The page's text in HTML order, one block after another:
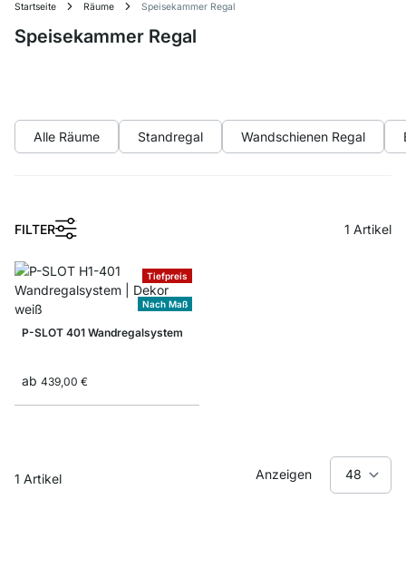
Startseite Räume Speisekammer Regal
Speisekammer Regal
Alle Räume Standregal Wandschienen Regal
FILTER
1
1 Artikel
Tiefpreis
Nach Maß
P-SLOT 401 Wandregalsystem
ab 439,00 €
1 Artikel Anzeigen